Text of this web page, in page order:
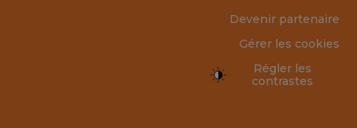
Devenir partenaire
Gérer les cookies
Régler les
contrastes